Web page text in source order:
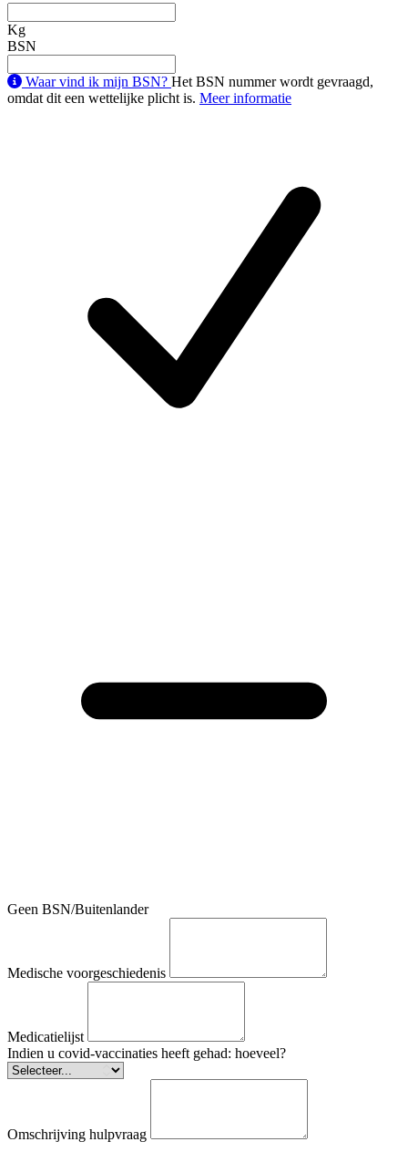
Kg
BSN
Waar vind ik mijn BSN? Het BSN nummer wordt gevraagd,
omdat dit een wettelijke plicht is. Meer informatie
Geen BSN/Buitenlander
Medische voorgeschiedenis
Medicatielijst
Indien u covid-vaccinaties heeft gehad: hoeveel?
Omschrijving hulpvraag